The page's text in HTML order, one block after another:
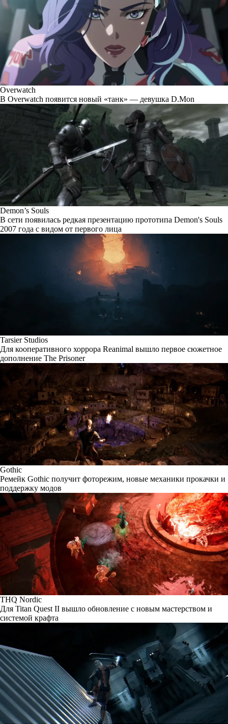
Overwatch
В Overwatch появится новый «танк» — девушка D.Mon
Demon’s Souls
В сети появилась редкая презентацию прототипа Demon's Souls
2007 года с видом от первого лица
Tarsier Studios
Для кооперативного хоррора Reanimal вышло первое сюжетное
дополнение The Prisoner
Gothic
Ремейк Gothic получит фоторежим, новые механики прокачки и
поддержку модов
THQ Nordic
Для Titan Quest II вышло обновление с новым мастерством и
системой крафта